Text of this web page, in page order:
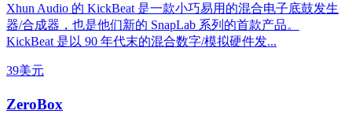
Xhun Audio 的 KickBeat 是一款小巧易用的混合电子底鼓发生
器/合成器，也是他们新的 SnapLab 系列的首款产品。
KickBeat 是以 90 年代末的混合数字/模拟硬件发...
39美元
ZeroBox